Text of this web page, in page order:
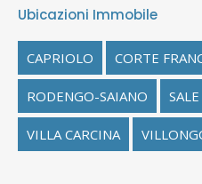
Ubicazioni Immobile
CAPRIOLO CORTE
RODENGO-SAIANO
VILLA CARCINA